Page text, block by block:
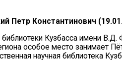
Петр Константинович (
Кузбасса имени
особое место занимает
научная библиотека